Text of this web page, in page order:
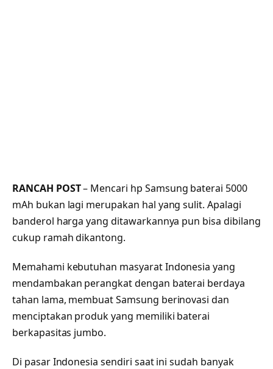
RANCAH POST– Mencari hp Samsung baterai 5000
mAh bukan lagi merupakan hal yang sulit. Apalagi
banderol harga yang ditawarkannya pun bisa dibilang
cukup ramah dikantong.
Memahami kebutuhan masyarat Indonesia yang
mendambakan perangkat dengan baterai berdaya
tahan lama, membuat Samsung berinovasi dan
menciptakan produk yang memiliki baterai
berkapasitas jumbo.
Di pasar Indonesia sendiri saat ini sudah banyak